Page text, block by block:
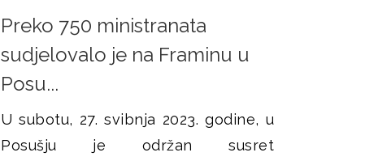
Preko 750 ministranata
sudjelovalo je na Framinu u
Posu...
U subotu, 27. svibnja 2023. godine, u
Posušju je održan susret